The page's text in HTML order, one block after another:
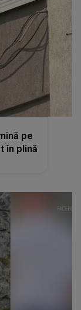
pe
în plină